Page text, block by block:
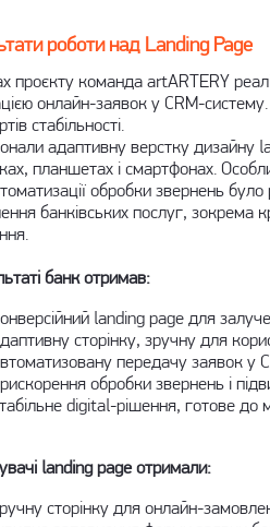
роботи над Landing Page
проєкту команда artARTERY
онлайн-заявок у CRM-
стабільності.
адаптивну верстку дизайну
планшетах і смартфонах.
обробки звернень було
банківських послуг, зокрема
банк отримав:
landing page для
сторінку, зручну для
передачу заявок у
обробки звернень і
digital-рішення, готове до
landing page отримали:
сторінку для онлайн-